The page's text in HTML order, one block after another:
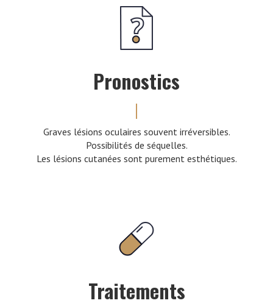
Pronostics
Graves lésions oculaires souvent irréversibles.
Possibilités de séquelles.
Les lésions cutanées sont purement esthétiques.
Traitements